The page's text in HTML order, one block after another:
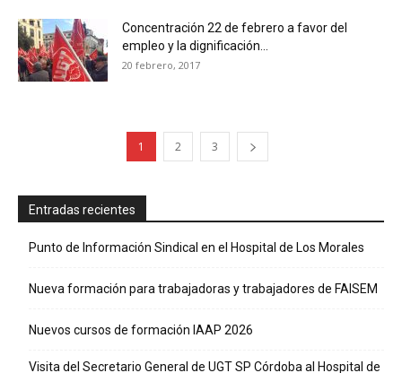
Concentración 22 de febrero a favor del
empleo y la dignificación...
20 febrero, 2017
1 2 3
Entradas recientes
Punto de Información Sindical en el Hospital de Los Morales
Nueva formación para trabajadoras y trabajadores de FAISEM
Nuevos cursos de formación IAAP 2026
Visita del Secretario General de UGT SP Córdoba al Hospital de